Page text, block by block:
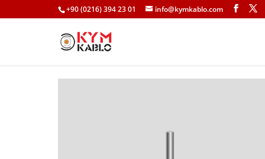
+90 (0216) 394 23 01 info@kymkablo.com